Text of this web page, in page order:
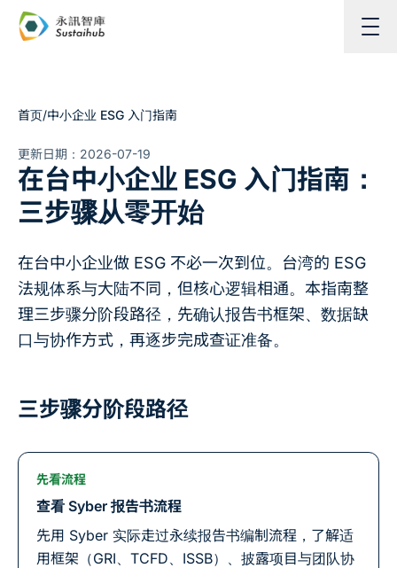
跳至主内容
首页/中小企业 ESG 入门指南
更新日期： 2026-07-19
在台中小企业 ESG 入门指南：
三步骤从零开始
在台中小企业做 ESG 不必一次到位。台湾的 ESG
法规体系与大陆不同，但核心逻辑相通。本指南整
理三步骤分阶段路径，先确认报告书框架、数据缺
口与协作方式，再逐步完成查证准备。
三步骤分阶段路径
先看流程
查看 Syber 报告书流程
先用 Syber 实际走过永续报告书编制流程，了解适
用框架（GRI、TCFD、ISSB）、披露项目与团队协